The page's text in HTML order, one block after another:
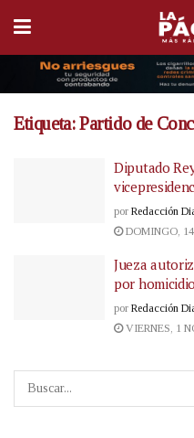
Etiqueta:Partido de
Diputado
por Redacción
DOMINGO,
Jueza
por
por Redacción
VIERNES, 1